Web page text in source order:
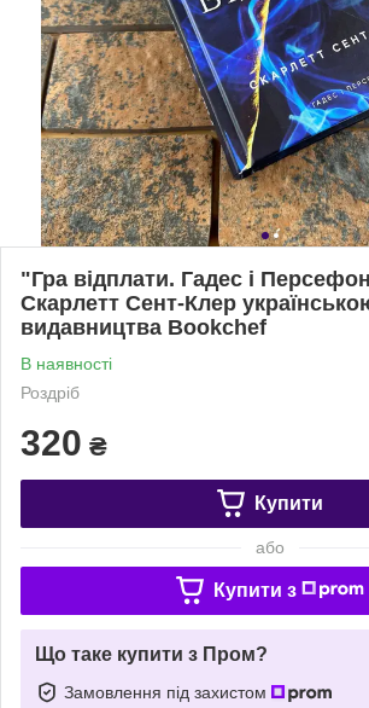
"Гра відплати. Гадес і
Скарлетт Сент-Клер
видавництва Bookchef
В наявності
Роздріб
320 ₴
Купити
або
Купити з
Що таке купити з Пром?
Замовлення під захистом